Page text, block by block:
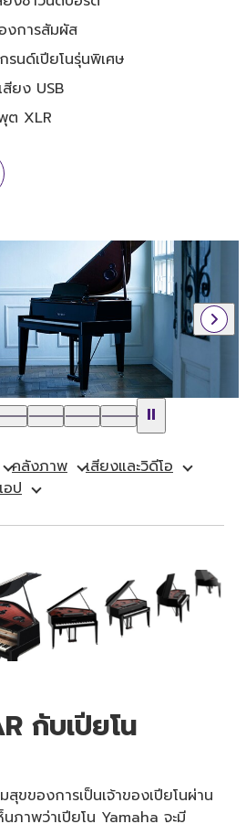
งการสัมผัส
รนด์เปียโนรุ่นพิเศษ
ยง USB
ต XLR
คลังภาพ
เสียงและวิดีโอ
อป
กับเปียโน
ขของการเป็นเจ้าของเปียโนผ่าน
นภาพว่าเปียโน Yamaha จะมี